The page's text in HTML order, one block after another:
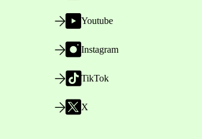
Youtube
Instagram
TikTok
X